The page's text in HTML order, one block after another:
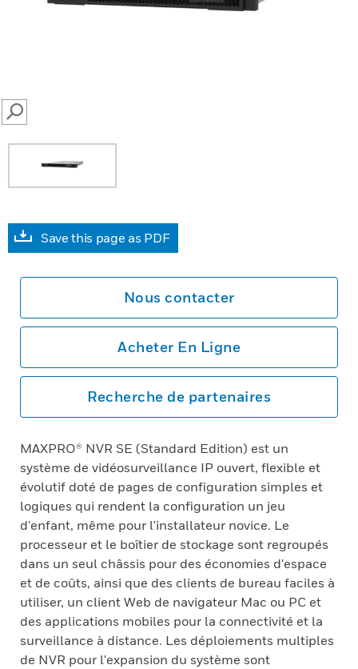
SEARCH
Save this page as PDF
Nous contacter
Acheter En Ligne
Recherche de partenaires
MAXPRO® NVR SE (Standard Edition) est un
système de vidéosurveillance IP ouvert, flexible et
évolutif doté de pages de configuration simples et
logiques qui rendent la configuration un jeu
d'enfant, même pour l'installateur novice. Le
processeur et le boîtier de stockage sont regroupés
dans un seul châssis pour des économies d'espace
et de coûts, ainsi que des clients de bureau faciles à
utiliser, un client Web de navigateur Mac ou PC et
des applications mobiles pour la connectivité et la
surveillance à distance. Les déploiements multiples
de NVR pour l'expansion du système sont